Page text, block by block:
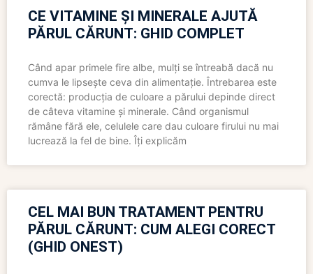
CE VITAMINE ȘI MINERALE AJUTĂ
PĂRUL CĂRUNT: GHID COMPLET
Când apar primele fire albe, mulți se întreabă dacă nu
cumva le lipsește ceva din alimentație. Întrebarea este
corectă: producția de culoare a părului depinde direct
de câteva vitamine și minerale. Când organismul
rămâne fără ele, celulele care dau culoare firului nu mai
lucrează la fel de bine. Îți explicăm
CEL MAI BUN TRATAMENT PENTRU
PĂRUL CĂRUNT: CUM ALEGI CORECT
(GHID ONEST)